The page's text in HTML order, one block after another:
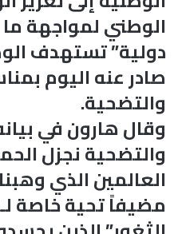
الوطني لمواجهة
دولية” تستهدف
صادر عنه اليوم
والتضحية.
وقال هارون في
والتضحية نجزل
العالمين الذي
مضيفاً تحية خاصة